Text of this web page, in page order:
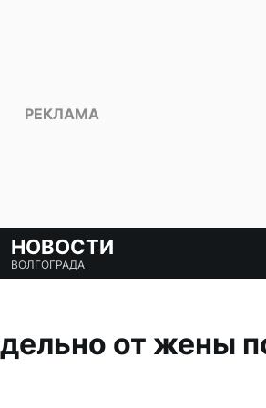
НОВОСТИ
ВОЛГОГРАДА
от жены